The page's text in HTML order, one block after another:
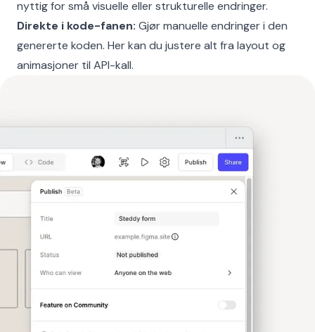
nyttig for små visuelle eller strukturelle endringer.
Direkte i kode-fanen: Gjør manuelle endringer i den
genererte koden. Her kan du justere alt fra layout og
animasjoner til API-kall.